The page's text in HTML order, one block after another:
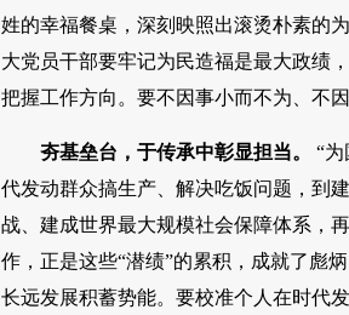
姓的幸福餐桌，深刻映照出滚烫朴素的
大党员干部要牢记为民造福是最大政绩
把握工作方向。要不因事小而不为、不
夯基垒台，于传承中彰显担当。 “
代发动群众搞生产、解决吃饭问题，到
战、建成世界最大规模社会保障体系，
作，正是这些“潜绩”的累积，成就了彪
长远发展积蓄势能。要校准个人在时代